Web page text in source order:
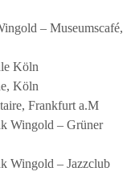
– Museumscafé,
Köln
Köln
Frankfurt a.M
Wingold – Grüner
Wingold – Jazzclub